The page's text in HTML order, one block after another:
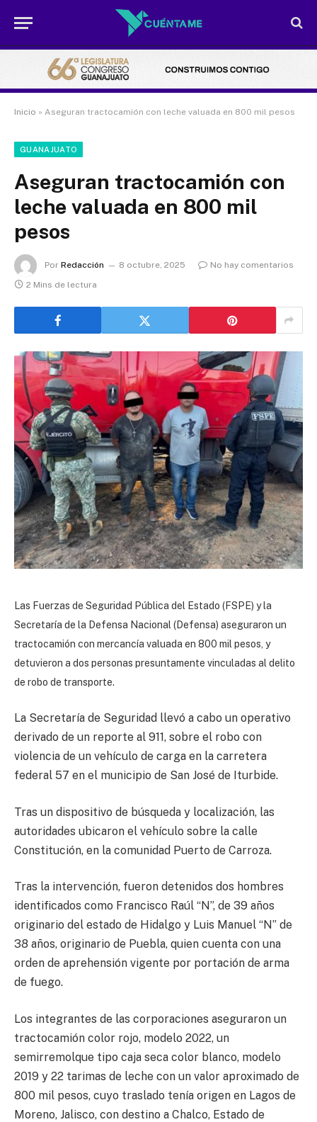
Inicio » Aseguran tractocamión con leche valuada en 800 mil pesos
GUANAJUATO
Aseguran tractocamión con
leche valuada en 800 mil
pesos
Por Redacción 8 octubre, 2025
No hay comentarios
2 Mins de lectura
Las Fuerzas de Seguridad Pública del Estado (FSPE) y la
Secretaría de la Defensa Nacional (Defensa) aseguraron un
tractocamión con mercancía valuada en 800 mil pesos, y
detuvieron a dos personas presuntamente vinculadas al delito
de robo de transporte.
La Secretaría de Seguridad llevó a cabo un operativo
derivado de un reporte al 911, sobre el robo con
violencia de un vehículo de carga en la carretera
federal 57 en el municipio de San José de Iturbide.
Tras un dispositivo de búsqueda y localización, las
autoridades ubicaron el vehículo sobre la calle
Constitución, en la comunidad Puerto de Carroza.
Tras la intervención, fueron detenidos dos hombres
identificados como Francisco Raúl “N”, de 39 años
originario del estado de Hidalgo y Luis Manuel “N” de
38 años, originario de Puebla, quien cuenta con una
orden de aprehensión vigente por portación de arma
de fuego.
Los integrantes de las corporaciones aseguraron un
tractocamión color rojo, modelo 2022, un
semirremolque tipo caja seca color blanco, modelo
2019 y 22 tarimas de leche con un valor aproximado de
800 mil pesos, cuyo traslado tenía origen en Lagos de
Moreno, Jalisco, con destino a Chalco, Estado de